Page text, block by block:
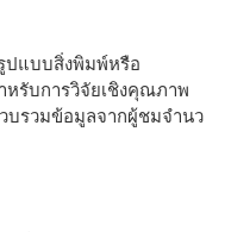
ปแบบสิ่งพิมพ์หรือ
หรับการวิจัยเชิงคุณภาพ
บรวมข้อมูลจากผู้ชมจํานว